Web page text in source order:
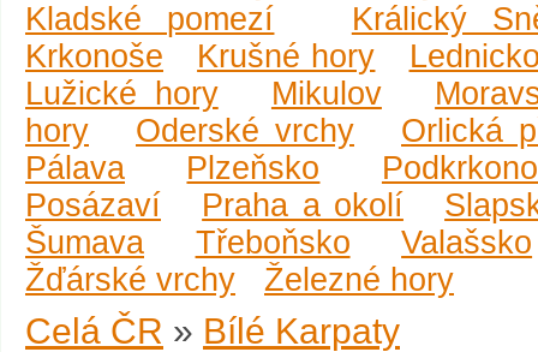
Kladské pomezí
Králický
Krkonoše
Krušné hory
Lužické hory
Mikulov
hory
Oderské vrchy
Orlická
Pálava
Plzeňsko
Posázaví
Praha a okolí
Šumava
Třeboňsko
Valašsko
Žďárské vrchy
Železné hory
Celá ČR » Bílé Karpaty